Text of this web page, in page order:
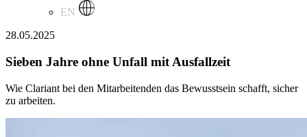
EN
28.05.2025
Sieben Jahre ohne Unfall mit Ausfallzeit
Wie Clariant bei den Mitarbeitenden das Bewusstsein schafft, sicher
zu arbeiten.